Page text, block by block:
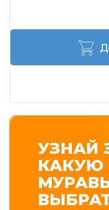
УЗНАЙ
КАКУЮ